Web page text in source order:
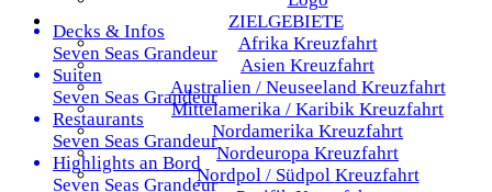
ZIELGEBIETE
Afrika Kreuzfahrt
Asien Kreuzfahrt
Australien / Neuseeland Kreuzfahrt
Mittelamerika / Karibik Kreuzfahrt
Nordamerika Kreuzfahrt
Nordeuropa Kreuzfahrt
Nordpol / Südpol Kreuzfahrt
Decks & Infos
Seven Seas Grandeur
Suiten
Seven Seas Grandeur
Restaurants
Seven Seas Grandeur
Highlights an Bord
Seven Seas Grandeur